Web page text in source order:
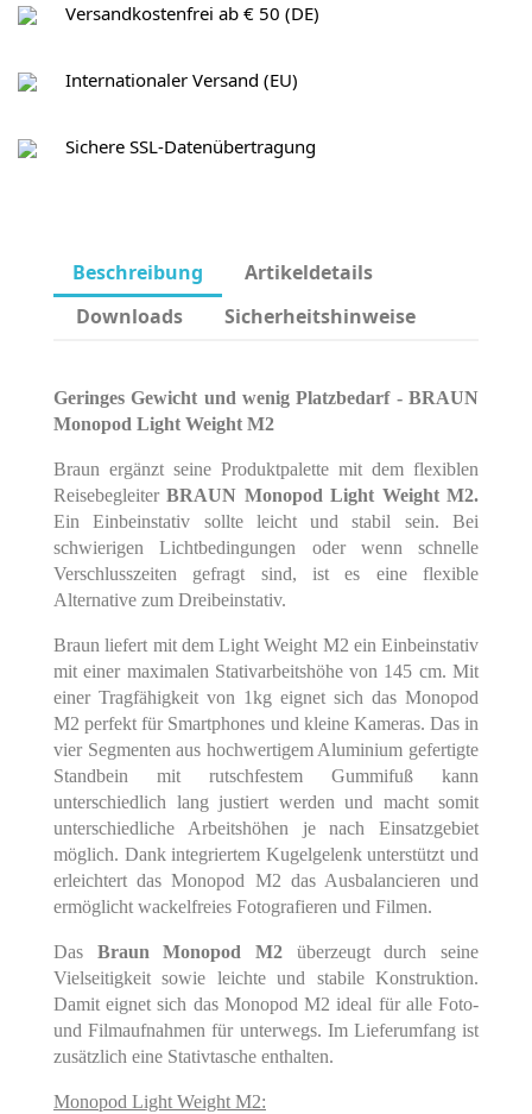
Versandkostenfrei ab € 50 (DE)
Internationaler Versand (EU)
Sichere SSL-Datenübertragung
Beschreibung
Artikeldetails
Downloads
Sicherheitshinweise
Geringes Gewicht und wenig Platzbedarf - BRAUN
Monopod Light Weight M2
Braun ergänzt seine Produktpalette mit dem flexiblen
ReisebegleiterBRAUN Monopod Light Weight M2.
Ein Einbeinstativ sollte leicht und stabil sein. Bei
schwierigen Lichtbedingungen oder wenn schnelle
Verschlusszeiten gefragt sind, ist es eine flexible
Alternative zum Dreibeinstativ.
Braun liefert mit dem Light Weight M2 ein Einbeinstativ
mit einer maximalen Stativarbeitshöhe von 145 cm. Mit
einer Tragfähigkeit von 1kg eignet sich das Monopod
M2 perfekt für Smartphones und kleine Kameras. Das in
vier Segmenten aus hochwertigem Aluminium gefertigte
Standbein mit rutschfestem Gummifuß kann
unterschiedlich lang justiert werden und macht somit
unterschiedliche Arbeitshöhen je nach Einsatzgebiet
möglich. Dank integriertem Kugelgelenk unterstützt und
erleichtert das Monopod M2 das Ausbalancieren und
ermöglicht wackelfreies Fotografieren und Filmen.
Das Braun Monopod M2 überzeugt durch seine
Vielseitigkeit sowie leichte und stabile Konstruktion.
Damit eignet sich das Monopod M2 ideal für alle Foto-
und Filmaufnahmen für unterwegs. Im Lieferumfang ist
zusätzlich eine Stativtasche enthalten.
Monopod Light Weight M2: